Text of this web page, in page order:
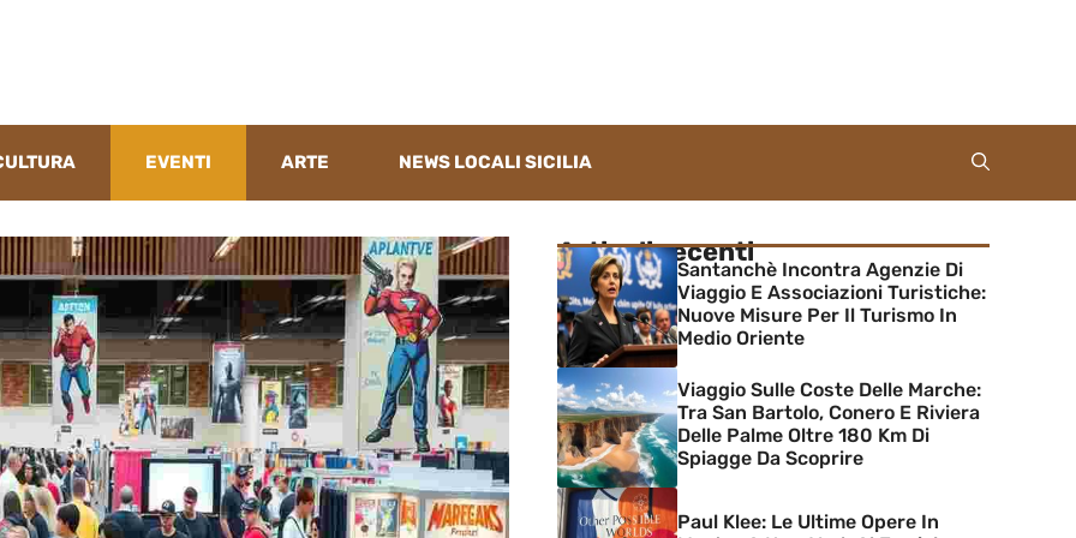
EVENTI ARTE NEWS LOCALI SICILIA
Articoli recenti
Santanchè Incontra Agenzie Di
Viaggio E Associazioni Turistiche:
Nuove Misure Per Il Turismo In
Medio Oriente
Viaggio Sulle Coste Delle Marche:
Tra San Bartolo, Conero E Riviera
Delle Palme Oltre 180 Km Di
Spiagge Da Scoprire
Paul Klee: Le Ultime Opere In